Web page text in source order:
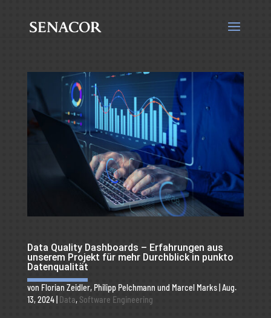
Data Quality Dashboards – Erfahrungen aus
unserem Projekt für mehr Durchblick in punkto
Datenqualität
von Florian Zeidler, Philipp Pelchmann und Marcel Marks| Aug.
13, 2024| Data, Software Engineering